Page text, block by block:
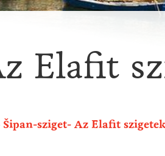
Elafit
Šipan-sziget- Az Elafit